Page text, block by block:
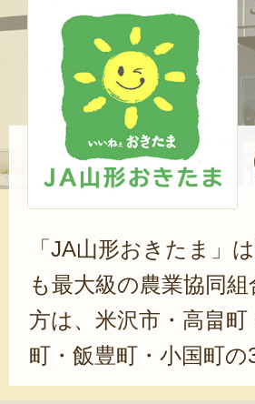
「JA山形おきたま」
も最大級の農業協同
方は、米沢市・高畠
町・飯豊町・小国町
脈・朝日山地・吾妻